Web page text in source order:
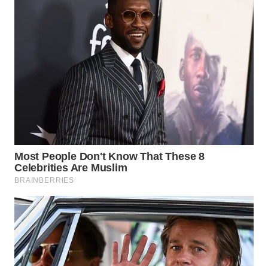
KEPULAUAN
SERIBU
WN
TANGERANG
BINJAI
WN
CIREBON